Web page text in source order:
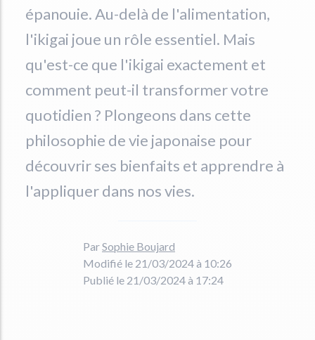
épanouie. Au-delà de l'alimentation,
l'ikigai joue un rôle essentiel. Mais
qu'est-ce que l'ikigai exactement et
comment peut-il transformer votre
quotidien ? Plongeons dans cette
philosophie de vie japonaise pour
découvrir ses bienfaits et apprendre à
l'appliquer dans nos vies.
ParSophie Boujard
Modifié le 21/03/2024 à 10:26
Publié le 21/03/2024 à 17:24